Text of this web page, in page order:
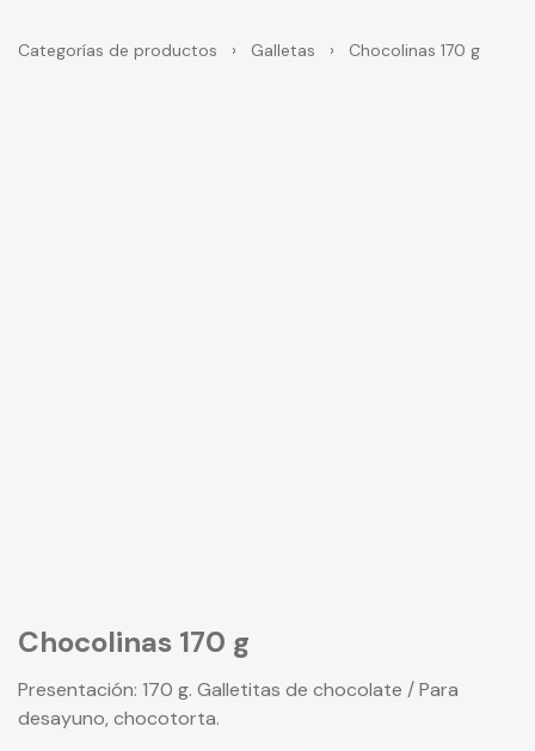
Categorías de productos › Galletas › Chocolinas 170 g
Chocolinas 170 g
Presentación: 170 g. Galletitas de chocolate / Para
desayuno, chocotorta.